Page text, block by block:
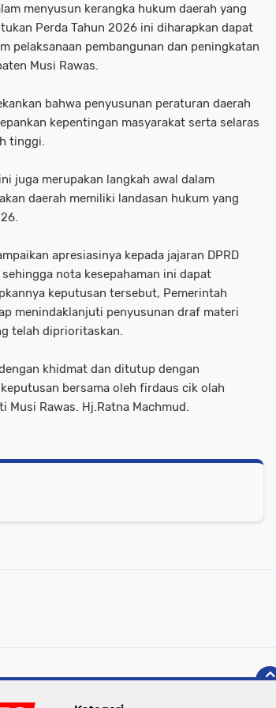
menyusun kerangka hukum daerah yang
Perda Tahun 2026 ini diharapkan dapat
pelaksanaan pembangunan dan peningkatan
Musi Rawas.
bahwa penyusunan peraturan daerah
kepentingan masyarakat serta selaras
tinggi.
juga merupakan langkah awal dalam
daerah memiliki landasan hukum yang
apresiasinya kepada jajaran DPRD
nota kesepahaman ini dapat
keputusan tersebut, Pemerintah
menindaklanjuti penyusunan draf materi
telah diprioritaskan.
khidmat dan ditutup dengan
bersama oleh firdaus cik olah
Musi Rawas. Hj.Ratna Machmud.